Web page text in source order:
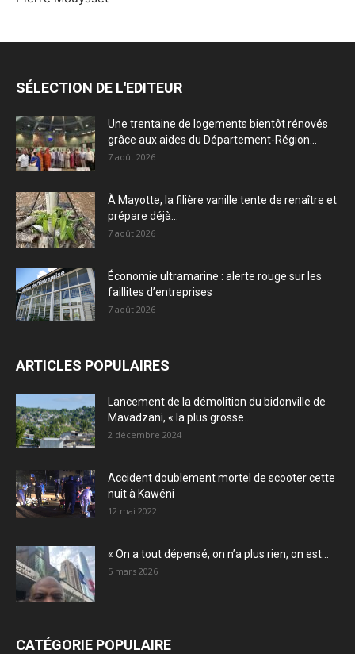
SÉLECTION DE L'EDITEUR
Une trentaine de logements bientôt rénovés
grâce aux aides du Département-Région...
7 août 2026
À Mayotte, la filière vanille tente de renaître et
prépare déjà...
7 août 2026
Économie ultramarine : alerte rouge sur les
faillites d’entreprises
7 août 2026
ARTICLES POPULAIRES
Lancement de la démolition du bidonville de
Mavadzani, « la plus grosse...
2 décembre 2024
Accident doublement mortel de scooter cette
nuit à Kawéni
12 mai 2022
« On a tout dépensé, on n’a plus rien, on est...
5 mars 2026
CATÉGORIE POPULAIRE